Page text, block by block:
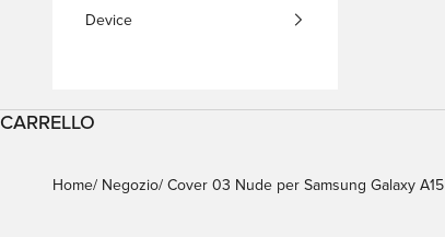
Device
CARRELLO
Home Negozio Cover 03 Nude per Samsung Galaxy A15